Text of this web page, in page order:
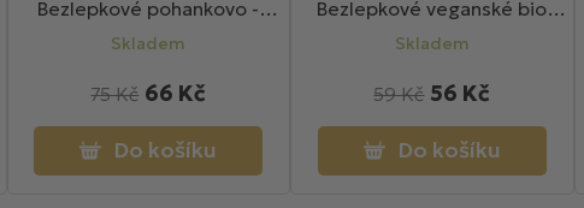
Bezlepkové pohankovo -
jahodové BIO sušenky 100g
Skladem
66 Kč
75 Kč
Do košíku
Bezlepkové veganské bio
perníčky 100g
Skladem
56 Kč
59 Kč
Do košíku